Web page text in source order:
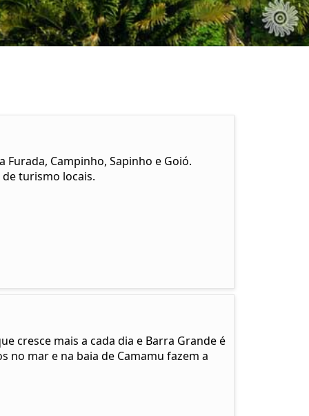
Furada, Campinho, Sapinho e Goió.
turismo locais.
cresce mais a cada dia e Barra Grande é
no mar e na baia de Camamu fazem a